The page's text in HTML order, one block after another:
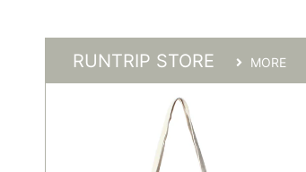
RUNTRIP STORE MORE